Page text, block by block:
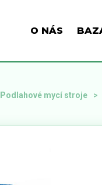
O NÁS
Podlahové mycí stroje